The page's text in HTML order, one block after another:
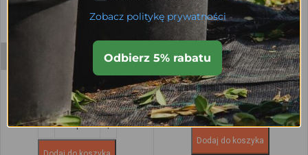
Duża podstawka pod doniczkę
okrągła 72 cm antracytowa –
średnica dna 60 cm
74.93zł
Podstawka pod doniczkę Coubi
120x15mm – przezroczysty
3.15zł
Dodaj do koszyka
Zobacz politykę prywatności
Odbierz 5% rabatu